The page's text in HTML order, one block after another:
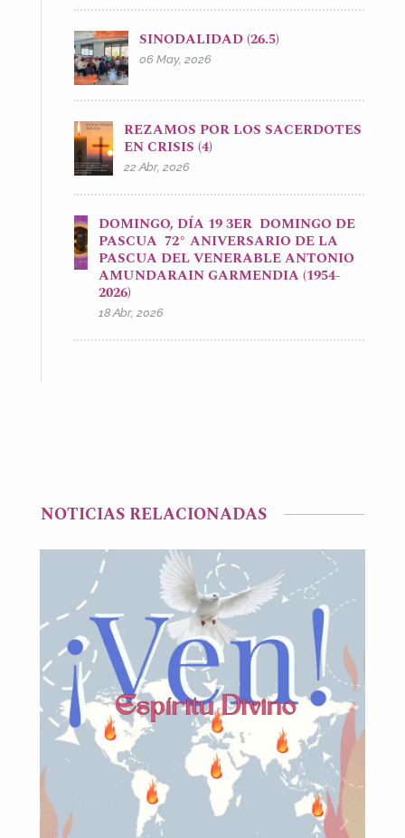
SINODALIDAD (26.5)
06 May, 2026
REZAMOS POR LOS SACERDOTES
EN CRISIS (4)
22 Abr, 2026
DOMINGO, DÍA 19 3ER DOMINGO DE
PASCUA 72° ANIVERSARIO DE LA
PASCUA DEL VENERABLE ANTONIO
AMUNDARAIN GARMENDIA (1954-
2026)
18 Abr, 2026
NOTICIAS RELACIONADAS